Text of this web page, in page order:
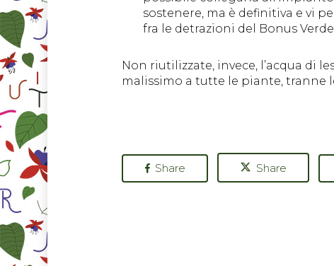
sostenere, ma è definitiva e vi
fra le detrazioni del Bonus
Non riutilizzate, invece, l’acqua di
malissimo a tutte le piante, tranne
Share Share